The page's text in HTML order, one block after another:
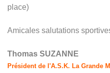
place)
Amicales salutations
Thomas SUZANNE
Président de l'A.S.K. La Grande